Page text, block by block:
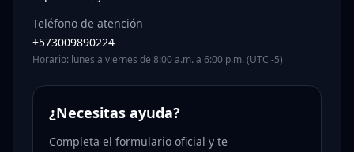
Teléfono de atención
+573009890224
Horario: lunes a viernes de 8:00 a.m. a 6:00 p.m. (UTC -5)
¿Necesitas ayuda?
Completa el formulario oficial y te